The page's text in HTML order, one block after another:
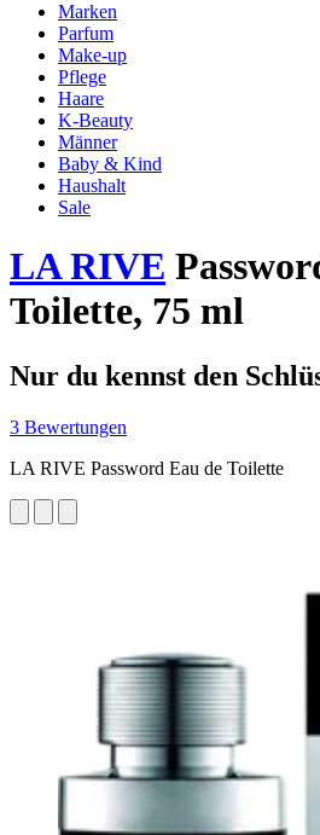
Marken
Parfum
Make-up
Pflege
Haare
K-Beauty
Männer
Baby & Kind
Haushalt
Sale
LA RIVE
Toilette, 75 ml
Nur du kennst den
3 Bewertungen
LA RIVE Password Eau de Toilette